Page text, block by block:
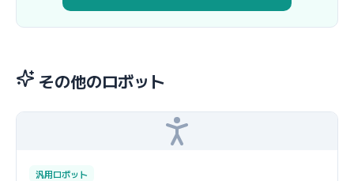
その他のロボット
汎用ロボット